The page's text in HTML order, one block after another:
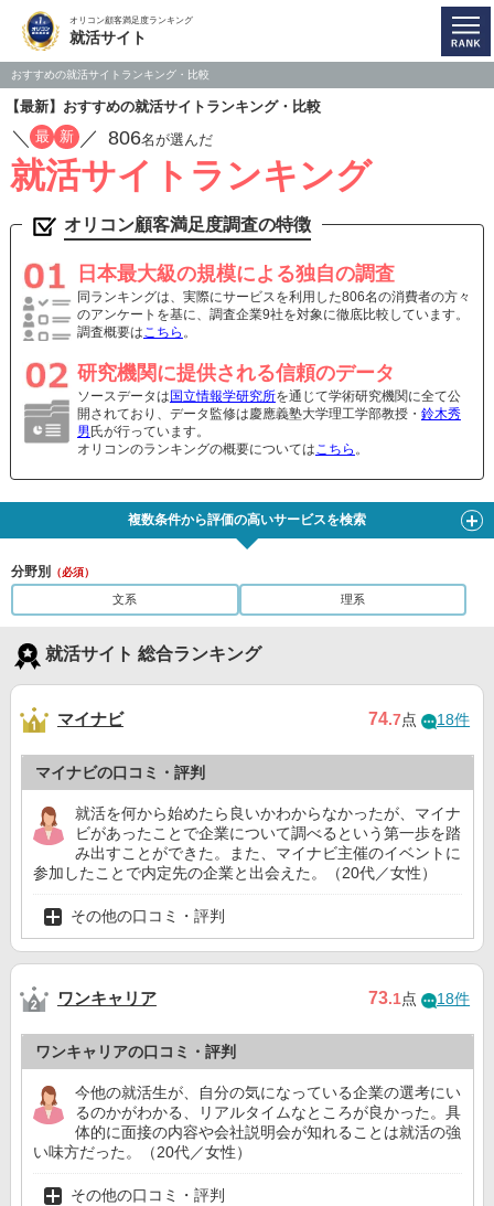
オリコン顧客満足度ランキング
就活サイト
おすすめの就活サイトランキング・比較
【最新】おすすめの就活サイトランキング・比較
／ 最 新 ／ 806名が選んだ
就活サイトランキング
オリコン顧客満足度調査の特徴
日本最大級の規模による独自の調査
同ランキングは、実際にサービスを利用した806名の消費者の方々
のアンケートを基に、調査企業9社を対象に徹底比較しています。
調査概要はこちら 。
研究機関に提供される信頼のデータ
ソースデータは 国立情報学研究所を通じて学術研究機関に全て公
開されており、データ監修は慶應義塾大学理工学部教授・ 鈴木秀
男 氏が行っています。
オリコンのランキングの概要についてはこちら 。
複数条件から評価の高いサービスを検索
分野別 （必須）
文系 理系
就活サイト 総合ランキング
マイナビ 74.7点 18件
マイナビの口コミ・評判
就活を何から始めたら良いかわからなかったが、マイナ
ビがあったことで企業について調べるという第一歩を踏
み出すことができた。また、マイナビ主催のイベントに
参加したことで内定先の企業と出会えた。（20代／女性）
その他の口コミ・評判
ワンキャリア 73.1点 18件
ワンキャリアの口コミ・評判
今他の就活生が、自分の気になっている企業の選考にい
るのかがわかる、リアルタイムなところが良かった。具
体的に面接の内容や会社説明会が知れることは就活の強
い味方だった。（20代／女性）
その他の口コミ・評判